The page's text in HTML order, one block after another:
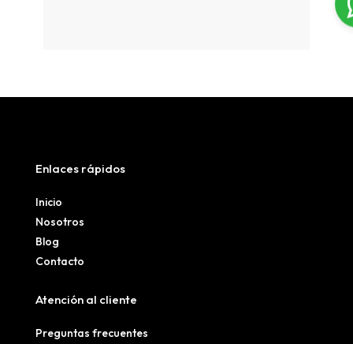
Enlaces rápidos
Inicio
Nosotros
Blog
Contacto
Atención al cliente
Preguntas frecuentes